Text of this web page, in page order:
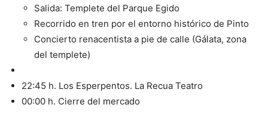
Salida: Templete del Parque Egido
Recorrido en tren por el entorno histórico de Pinto
Concierto renacentista a pie de calle (Gálata, zona
del templete)
22:45 h. Los Esperpentos. La Recua Teatro
00:00 h. Cierre del mercado